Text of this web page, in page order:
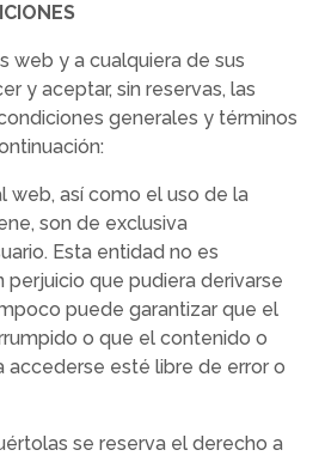
web y a cualquiera de sus
y aceptar, sin reservas, las
generales y términos
web, así como el uso de la
son de exclusiva
Esta entidad no es
perjuicio que pudiera derivarse
puede garantizar que el
o que el contenido o
esté libre de error o
se reserva el derecho a